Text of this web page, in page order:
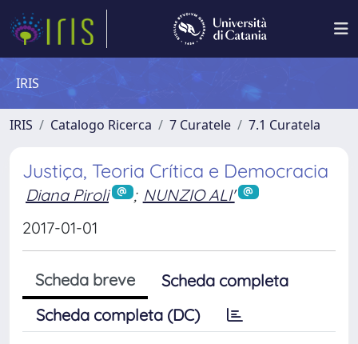
IRIS
IRIS Catalogo Ricerca 7 Curatele 7.1 Curatela
Justiça, Teoria Crítica e Democracia
Diana Piroli ; NUNZIO ALI'
2017-01-01
Scheda breve
Scheda completa
Scheda completa (DC)